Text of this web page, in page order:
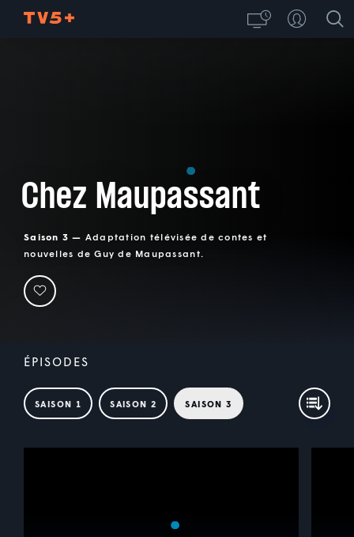
Chez Maupassant
Saison 3 — Adaptation télévisée de contes et
nouvelles de Guy de Maupassant.
ÉPISODES
SAISON 1 SAISON 2 SAISON 3